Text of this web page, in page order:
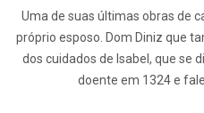
Uma de suas últimas obras de
próprio esposo. Dom Diniz que
dos cuidados de Isabel, que se
doente em 1324 e